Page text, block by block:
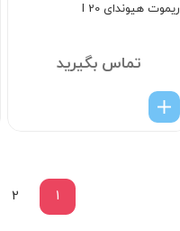
ریموت هیوندای I 20
تماس بگیرید
1
2